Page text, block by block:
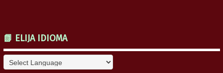
📗 ELIJA IDIOMA